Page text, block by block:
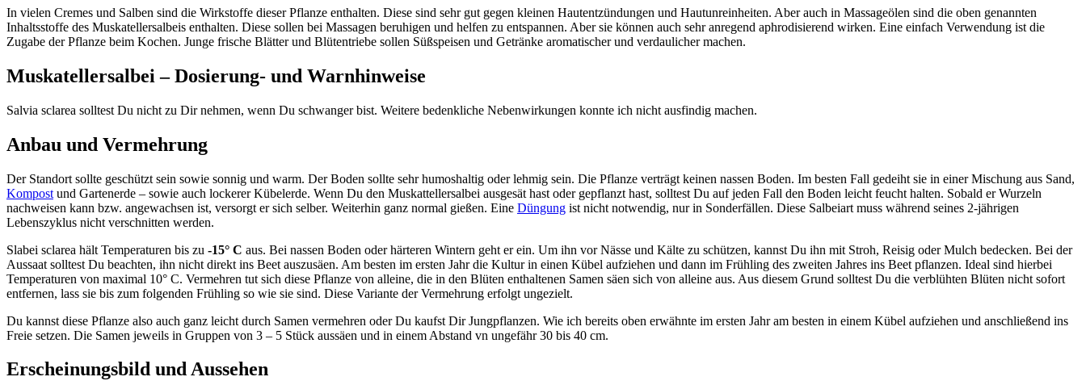
In vielen Cremes und Salben sind die Wirkstoffe dieser Pflanze enthalten. Diese sind sehr gut gegen kleinen Hautentzündungen und Hautunreinheiten. Aber auch in Massageölen sind die oben genannten
Inhaltsstoffe des Muskatellersalbeis enthalten. Diese sollen bei Massagen beruhigen und helfen zu entspannen. Aber sie können auch sehr anregend aphrodisierend wirken. Eine einfach Verwendung ist die
Zugabe der Pflanze beim Kochen. Junge frische Blätter und Blütentriebe sollen Süßspeisen und Getränke aromatischer und verdaulicher machen.
Muskatellersalbei – Dosierung- und Warnhinweise
Salvia sclarea solltest Du nicht zu Dir nehmen, wenn Du schwanger bist. Weitere bedenkliche Nebenwirkungen konnte ich nicht ausfindig machen.
Anbau und Vermehrung
Der Standort sollte geschützt sein sowie sonnig und warm. Der Boden sollte sehr humoshaltig oder lehmig sein. Die Pflanze verträgt keinen nassen Boden. Im besten Fall gedeiht sie in einer Mischung aus Sand,
Kompost und Gartenerde – sowie auch lockerer Kübelerde. Wenn Du den Muskattellersalbei ausgesät hast oder gepflanzt hast, solltest Du auf jeden Fall den Boden leicht feucht halten. Sobald er Wurzeln
nachweisen kann bzw. angewachsen ist, versorgt er sich selber. Weiterhin ganz normal gießen. Eine Düngung ist nicht notwendig, nur in Sonderfällen. Diese Salbeiart muss während seines 2-jährigen
Lebenszyklus nicht verschnitten werden.
Slabei sclarea hält Temperaturen bis zu -15° C aus. Bei nassen Boden oder härteren Wintern geht er ein. Um ihn vor Nässe und Kälte zu schützen, kannst Du ihn mit Stroh, Reisig oder Mulch bedecken. Bei der
Aussaat solltest Du beachten, ihn nicht direkt ins Beet auszusäen. Am besten im ersten Jahr die Kultur in einen Kübel aufziehen und dann im Frühling des zweiten Jahres ins Beet pflanzen. Ideal sind hierbei
Temperaturen von maximal 10° C. Vermehren tut sich diese Pflanze von alleine, die in den Blüten enthaltenen Samen säen sich von alleine aus. Aus diesem Grund solltest Du die verblühten Blüten nicht sofort
entfernen, lass sie bis zum folgenden Frühling so wie sie sind. Diese Variante der Vermehrung erfolgt ungezielt.
Du kannst diese Pflanze also auch ganz leicht durch Samen vermehren oder Du kaufst Dir Jungpflanzen. Wie ich bereits oben erwähnte im ersten Jahr am besten in einem Kübel aufziehen und anschließend ins
Freie setzen. Die Samen jeweils in Gruppen von 3 – 5 Stück aussäen und in einem Abstand vn ungefähr 30 bis 40 cm.
Erscheinungsbild und Aussehen